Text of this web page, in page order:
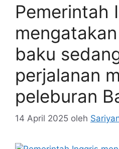
Pemerintah
baku
perjalanan
peleburan
14 April 2025 oleh